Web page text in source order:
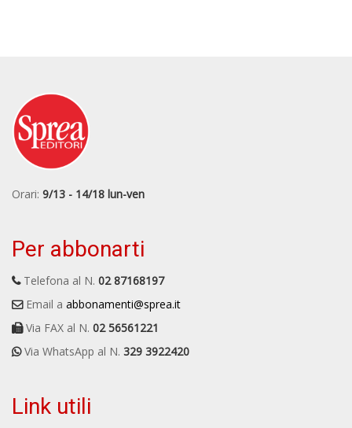
Orari: 9/13 - 14/18 lun-ven
Per abbonarti
Telefona al N. 02 87168197
Email a abbonamenti@sprea.it
Via FAX al N. 02 56561221
Via WhatsApp al N. 329 3922420
Link utili